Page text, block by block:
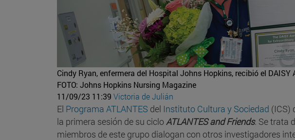
Cindy Ryan, enfermera del Hospital Johns Hopkins, recibió el DAISY
FOTO: Johns Hopkins Nursing Magazine
11/09/23 11:39 Victoria de Julián
El Programa ATLANTES del Instituto Cultura y Sociedad (ICS)
la primera sesión de su ciclo ATLANTES and Friends. Se trata
miembros de este grupo dialogan con otros investigadores